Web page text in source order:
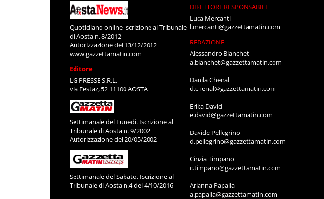
Quotidiano online Iscrizione al Tribunale
di Aosta n. 8/2012
Autorizzazione del 13/12/2012
www.gazzettamatin.com
Editore
LG PRESSE S.R.L.
via Festaz, 52 11100 AOSTA
Settimanale del Lunedì. Iscrizione al
Tribunale di Aosta n. 9/2002
Autorizzazione del 20/05/2002
Settimanale del Sabato. Iscrizione al
Tribunale di Aosta n.4 del 4/10/2016
DIRETTORE RESPONSABILE
Luca Mercanti
l.mercanti@gazzettamatin.com
REDAZIONE
Alessandro Bianchet
a.bianchet@gazzettamatin.com
Danila Chenal
d.chenal@gazzettamatin.com
Erika David
e.david@gazzettamatin.com
Davide Pellegrino
d.pellegrino@gazzettamatin.com
Cinzia Timpano
c.timpano@gazzettamatin.com
Arianna Papalia
a.papalia@gazzettamatin.com